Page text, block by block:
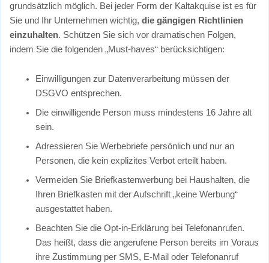
grundsätzlich möglich. Bei jeder Form der Kaltakquise ist es für
Sie und Ihr Unternehmen wichtig, die gängigen Richtlinien
einzuhalten. Schützen Sie sich vor dramatischen Folgen,
indem Sie die folgenden „Must-haves“ berücksichtigen:
Einwilligungen zur Datenverarbeitung müssen der
DSGVO entsprechen.
Die einwilligende Person muss mindestens 16 Jahre alt
sein.
Adressieren Sie Werbebriefe persönlich und nur an
Personen, die kein explizites Verbot erteilt haben.
Vermeiden Sie Briefkastenwerbung bei Haushalten, die
Ihren Briefkasten mit der Aufschrift „keine Werbung“
ausgestattet haben.
Beachten Sie die Opt-in-Erklärung bei Telefonanrufen.
Das heißt, dass die angerufene Person bereits im Voraus
ihre Zustimmung per SMS, E-Mail oder Telefonanruf